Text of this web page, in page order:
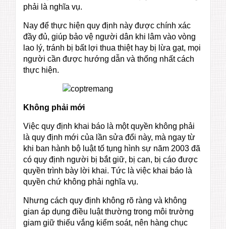
phải là nghĩa vụ.
Nay để thực hiện quy định này được chính xác
đầy đủ, giúp bảo vệ người dân khi lâm vào vòng
lao lý, tránh bị bất lợi thua thiệt hay bị lừa gạt, mọi
người cần được hướng dẫn và thống nhất cách
thực hiện.
Không phải mới
Việc quy định khai báo là một quyền không phải
là quy định mới của lần sửa đổi này, mà ngay từ
khi ban hành bộ luật tố tụng hình sự năm 2003 đã
có quy định người bị bắt giữ, bị can, bị cáo được
quyền trình bày lời khai. Tức là việc khai báo là
quyền chứ không phải nghĩa vụ.
Nhưng cách quy định không rõ ràng và không
gian áp dụng điều luật thường trong môi trường
giam giữ thiếu vắng kiểm soát, nên hàng chục